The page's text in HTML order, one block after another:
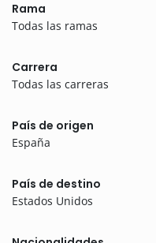
Rama
Todas las ramas
Carrera
Todas las carreras
País de origen
España
País de destino
Estados Unidos